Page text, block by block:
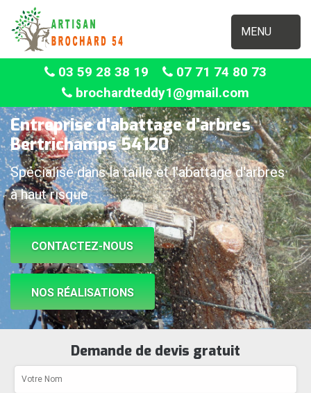
MENU
03 59 28 38 19
07 71 74 80 73
brochardteddy1@gmail.com
Entreprise d'abattage d'arbres
Bertrichamps 54120
Spécialisé dans la taille et l'abattage d'arbres
à haut risque
CONTACTEZ-NOUS
NOS RÉALISATIONS
Demande de devis gratuit